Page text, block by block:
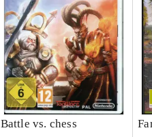
Battle vs. chess